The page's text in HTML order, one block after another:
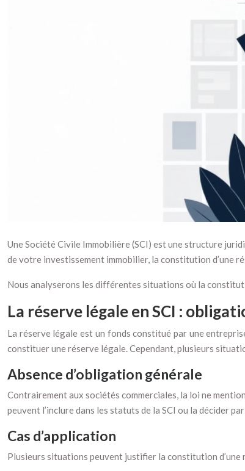
Une Société Civile Immobilière (SCI) est une structure
de votre investissement immobilier, la constitution d’une
Nous analyserons les différentes situations où la
La réserve légale en SCI :
La réserve légale est un fonds constitué par une
constituer une réserve légale. Cependant, plusieurs
Absence d’obligation générale
Contrairement aux sociétés commerciales, la loi ne
peuvent l’inclure dans les statuts de la SCI ou la décider
Cas d’application
Plusieurs situations peuvent justifier la constitution d’une